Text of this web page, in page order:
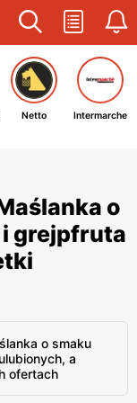
Netto Intermarche
o
grejpfruta
o smaku
a
ofertach